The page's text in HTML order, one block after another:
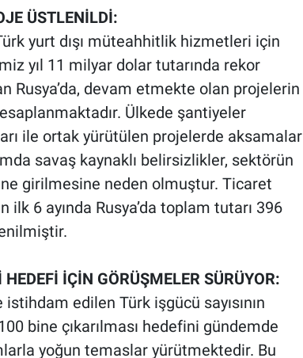
ÜSTLENİLDİ:
yurt dışı müteahhitlik hizmetleri için
yıl 11 milyar dolar tutarında rekor
Rusya’da, devam etmekte olan projelerin
Ülkede şantiyeler
ile ortak yürütülen projelerde aksamalar
savaş kaynaklı belirsizlikler, sektörün
girilmesine neden olmuştur. Ticaret
ilk 6 ayında Rusya’da toplam tutarı 396
İÇİN GÖRÜŞMELER SÜRÜYOR:
edilen Türk işgücü sayısının
bine çıkarılması hedefini gündemde
yoğun temaslar yürütmektedir. Bu